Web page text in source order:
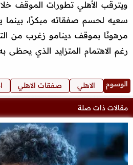
ويترقب الأهلي تطورات الموقف
سعيه لحسم صفقاته مبكرًا، بينما
مرهونًا بموقف دينامو زغرب من
رغم الاهتمام المتزايد الذي يحظى
الوسوم الاهلي صفقات الاهلي
مقالات ذات صلة